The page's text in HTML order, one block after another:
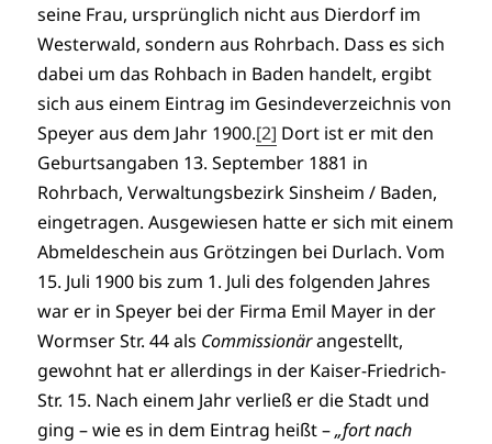
seine Frau, ursprünglich nicht aus Dierdorf im
Westerwald, sondern aus Rohrbach. Dass es sich
dabei um das Rohbach in Baden handelt, ergibt
sich aus einem Eintrag im Gesindeverzeichnis von
Speyer aus dem Jahr 1900.[2] Dort ist er mit den
Geburtsangaben 13. September 1881 in
Rohrbach, Verwaltungsbezirk Sinsheim / Baden,
eingetragen. Ausgewiesen hatte er sich mit einem
Abmeldeschein aus Grötzingen bei Durlach. Vom
15. Juli 1900 bis zum 1. Juli des folgenden Jahres
war er in Speyer bei der Firma Emil Mayer in der
Wormser Str. 44 als Commissionärangestellt,
gewohnt hat er allerdings in der Kaiser-Friedrich-
Str. 15. Nach einem Jahr verließ er die Stadt und
ging – wie es in dem Eintrag heißt –„fort nach